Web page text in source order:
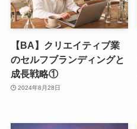
【BA】クリエイティブ業
のセルフブランディングと
成長戦略①
2024年8月28日